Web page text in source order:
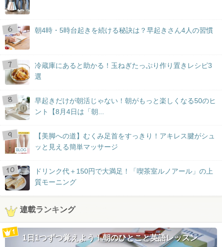
朝4時・5時台起きを続ける秘訣は？早起きさん4人の習慣
冷蔵庫にあると助かる！玉ねぎたっぷり作り置きレシピ3
選
早起きだけが朝活じゃない！朝がもっと楽しくなる50のヒ
ント【8月4日は「朝...
BLOG
【美脚への道】むくみ足首をすっきり！アキレス腱がシュ
ッと見える簡単マッサージ
ドリンク代＋150円で大満足！「喫茶室ルノアール」の上
質モーニング
連載ランキング
1日1つずつ覚えよう！朝のひとこと英語レッスン